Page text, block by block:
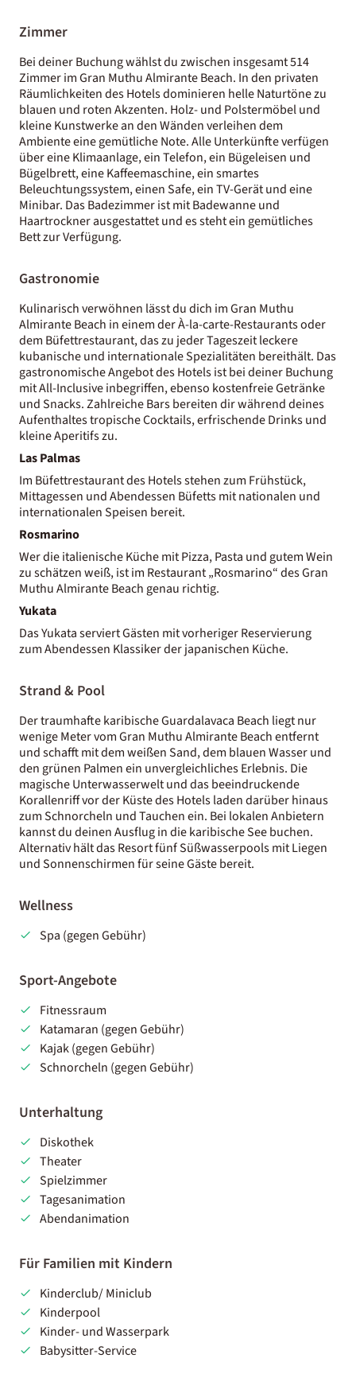
Zimmer
Bei deiner Buchung wählst du zwischen insgesamt 514
Zimmer im Gran Muthu Almirante Beach. In den privaten
Räumlichkeiten des Hotels dominieren helle Naturtöne zu
blauen und roten Akzenten. Holz- und Polstermöbel und
kleine Kunstwerke an den Wänden verleihen dem
Ambiente eine gemütliche Note. Alle Unterkünfte verfügen
über eine Klimaanlage, ein Telefon, ein Bügeleisen und
Bügelbrett, eine Kaffeemaschine, ein smartes
Beleuchtungssystem, einen Safe, ein TV-Gerät und eine
Minibar. Das Badezimmer ist mit Badewanne und
Haartrockner ausgestattet und es steht ein gemütliches
Bett zur Verfügung.
Gastronomie
Kulinarisch verwöhnen lässt du dich im Gran Muthu
Almirante Beach in einem der À-la-carte-Restaurants oder
dem Büfettrestaurant, das zu jeder Tageszeit leckere
kubanische und internationale Spezialitäten bereithält. Das
gastronomische Angebot des Hotels ist bei deiner Buchung
mit All-Inclusive inbegriffen, ebenso kostenfreie Getränke
und Snacks. Zahlreiche Bars bereiten dir während deines
Aufenthaltes tropische Cocktails, erfrischende Drinks und
kleine Aperitifs zu.
Las Palmas
Im Büfettrestaurant des Hotels stehen zum Frühstück,
Mittagessen und Abendessen Büfetts mit nationalen und
internationalen Speisen bereit.
Rosmarino
Wer die italienische Küche mit Pizza, Pasta und gutem Wein
zu schätzen weiß, ist im Restaurant „Rosmarino“ des Gran
Muthu Almirante Beach genau richtig.
Yukata
Das Yukata serviert Gästen mit vorheriger Reservierung
zum Abendessen Klassiker der japanischen Küche.
Strand & Pool
Der traumhafte karibische Guardalavaca Beach liegt nur
wenige Meter vom Gran Muthu Almirante Beach entfernt
und schafft mit dem weißen Sand, dem blauen Wasser und
den grünen Palmen ein unvergleichliches Erlebnis. Die
magische Unterwasserwelt und das beeindruckende
Korallenriff vor der Küste des Hotels laden darüber hinaus
zum Schnorcheln und Tauchen ein. Bei lokalen Anbietern
kannst du deinen Ausflug in die karibische See buchen.
Alternativ hält das Resort fünf Süßwasserpools mit Liegen
und Sonnenschirmen für seine Gäste bereit.
Wellness
Spa (gegen Gebühr)
Sport-Angebote
Fitnessraum
Katamaran (gegen Gebühr)
Kajak (gegen Gebühr)
Schnorcheln (gegen Gebühr)
Unterhaltung
Diskothek
Theater
Spielzimmer
Tagesanimation
Abendanimation
Für Familien mit Kindern
Kinderclub/ Miniclub
Kinderpool
Kinder- und Wasserpark
Babysitter-Service